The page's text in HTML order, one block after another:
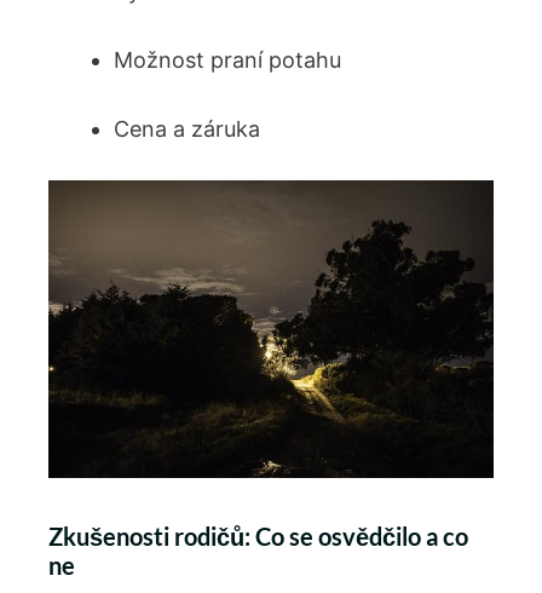
Možnost praní potahu
Cena a záruka
Zkušenosti rodičů: Co se osvědčilo a co
ne